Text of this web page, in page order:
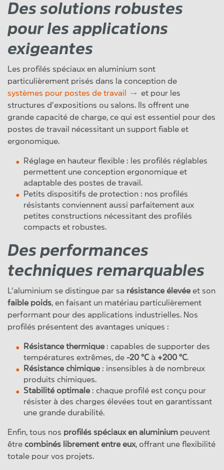
Des solutions robustes
pour les applications
exigeantes
Les profilés spéciaux en aluminium sont
particulièrement prisés dans la conception de
systèmes pour postes de travail
et pour les
structures d’expositions ou salons. Ils offrent une
grande capacité de charge, ce qui est essentiel pour des
postes de travail nécessitant un support fiable et
ergonomique.
Réglage en hauteur flexible : les profilés réglables
permettent une conception ergonomique et
adaptable des postes de travail.
Petits dispositifs de protection : nos profilés
résistants conviennent aussi parfaitement aux
petites constructions nécessitant des profilés
compacts et robustes.
Des performances
techniques remarquables
L’aluminium se distingue par sa résistance élevée et son
faible poids, en faisant un matériau particulièrement
performant pour des applications industrielles. Nos
profilés présentent des avantages uniques :
Résistance thermique : capables de supporter des
températures extrêmes, de -20 °C à +200 °C.
Résistance chimique : insensibles à de nombreux
produits chimiques.
Stabilité optimale : chaque profilé est conçu pour
résister à des charges élevées tout en garantissant
une grande durabilité.
Enfin, tous nos profilés spéciaux en aluminium peuvent
être combinés librement entre eux, offrant une flexibilité
totale pour vos projets.